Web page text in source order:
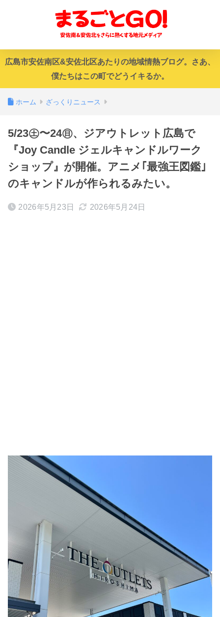
広島市安佐南区&安佐北区あたりの地域情熱ブログ。さあ、
僕たちはこの町でどうイキるか。
ホーム ざっくりニュース
5/23㊏〜24㊐、ジアウトレット広島で
『Joy Candle ジェルキャンドルワーク
ショップ』が開催。アニメ｢最強王図鑑｣
のキャンドルが作られるみたい。
2026年5月23日 2026年5月24日